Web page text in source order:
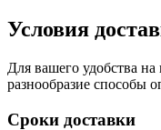
Условия
Для вашего удобства
разнообразие способы
Сроки доставки